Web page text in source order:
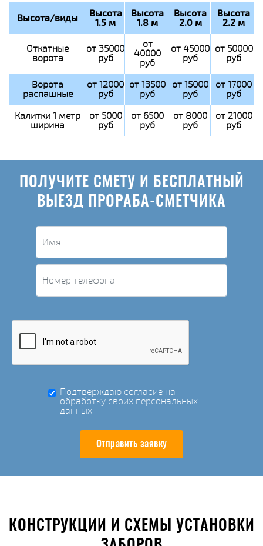
Высота/виды Высота
1.5 м
Высота
1.8 м
Высота
2.0 м
Высота
2.2 м
Откатные
ворота
от 35000
руб
от
40000
руб
от 45000
руб
от 50000
руб
Ворота
распашные
от 12000
руб
от 13500
руб
от 15000
руб
от 17000
руб
Калитки 1 метр
ширина
от 5000
руб
от 6500
руб
от 8000
руб
от 21000
руб
ПОЛУЧИТЕ СМЕТУ И БЕСПЛАТНЫЙ
ВЫЕЗД ПРОРАБА-СМЕТЧИКА
Подтверждаю согласие на
обработку своих персональных
данных
Отправить заявку
КОНСТРУКЦИИ И СХЕМЫ УСТАНОВКИ